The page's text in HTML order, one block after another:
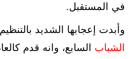
في المستقبل.
وأبدت إعجابها الشديد
الشباب السابع، وانه قدم